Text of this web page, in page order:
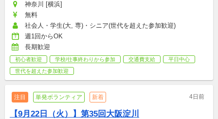
神奈川 [横浜]
無料
社会人・学生(大, 専)・シニア(世代を超えた参加歓迎)
週1回からOK
長期歓迎
初心者歓迎 学校/仕事終わりから参加 交通費支給
平日中心
世代を超えた参加歓迎
注目 単発ボランティア 新着 4日前
【9月22日（火）】第35回大阪淀川